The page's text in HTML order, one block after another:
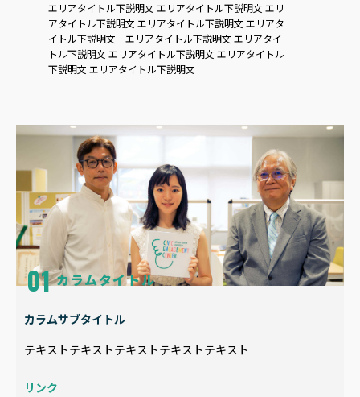
エリアタイトル下説明文 エリアタイトル下説明文 エリ
アタイトル下説明文 エリアタイトル下説明文 エリアタ
イトル下説明文 エリアタイトル下説明文 エリアタイ
トル下説明文 エリアタイトル下説明文 エリアタイトル
下説明文 エリアタイトル下説明文
カラムタイトル
カラムサブタイトル
テキストテキストテキストテキストテキスト
リンク